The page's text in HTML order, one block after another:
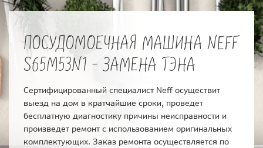
ПОСУДОМОЕЧНАЯ МАШИНА NEFF
S65M53N1 - ЗАМЕНА ТЭНА
Сертифицированный специалист Neff осуществит
выезд на дом в кратчайшие сроки, проведет
бесплатную диагностику причины неисправности и
произведет ремонт с использованием оригинальных
комплектующих. Заказ ремонта осуществляется по